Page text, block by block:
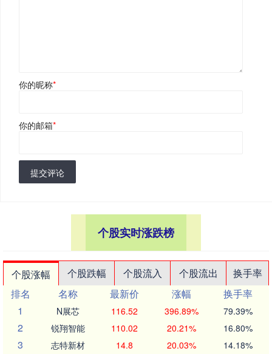
你的昵称*
你的邮箱*
提交评论
个股实时涨跌榜
个股涨幅 个股跌幅 个股流入 个股流出
换手率
排名
名称 最新价 涨幅
换手率
1
N展芯 116.52 396.89% 79.39%
2 锐翔智能 110.02 20.21% 16.80%
3 志特新材 14.8 20.03% 14.18%